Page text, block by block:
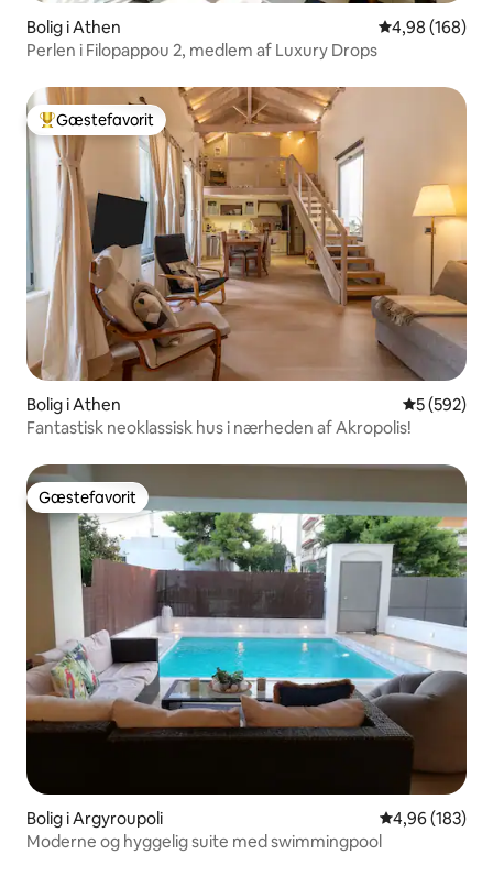
Bolig i Athen 4,98 ud af 5 i
4,98 (168)
Perlen i Filopappou 2, medlem af Luxury Drops
Bedste gæstefavorit
Gæstefavorit
Bolig i Athen 5 ud af 5 i
5 (592)
Fantastisk neoklassisk hus i nærheden af Akropolis!
Gæstefavorit
Gæstefavorit
Bolig i Argyroupoli 4,96 ud af 5 i
4,96 (183)
Moderne og hyggelig suite med swimmingpool